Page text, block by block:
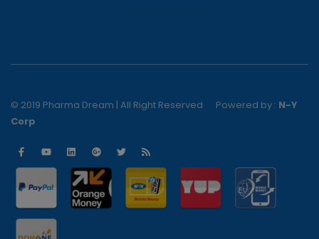
© 2019 Pharma Dream | All Right Reserved Powered by : N-Y
Corp